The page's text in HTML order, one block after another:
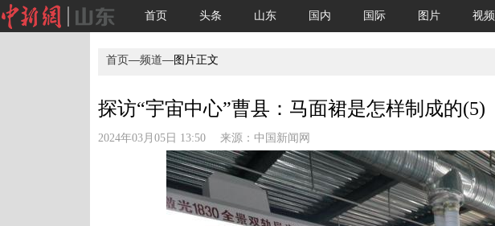
首页 头条 山东 国内 国际 图片 视频
首页—频道—图片正文
探访“宇宙中心”曹县：马面裙是怎样制成的(5)
2024年03月05日 13:50 来源： 中国新闻网